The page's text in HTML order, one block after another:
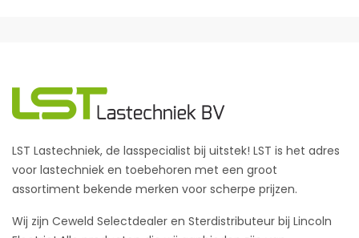
LST Lastechniek, de lasspecialist bij uitstek! LST is het adres
voor lastechniek en toebehoren met een groot
assortiment bekende merken voor scherpe prijzen.
Wij zijn Ceweld Selectdealer en Sterdistributeur bij Lincoln